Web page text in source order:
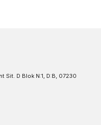
Sit. D Blok N:1, D:B, 07230